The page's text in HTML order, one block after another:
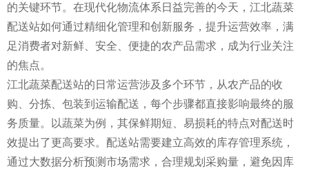
的关键环节。在现代化物流体系日益完善的今天，江北蔬菜
配送站如何通过精细化管理和创新服务，提升运营效率，满
足消费者对新鲜、安全、便捷的农产品需求，成为行业关注
的焦点。
江北蔬菜配送站的日常运营涉及多个环节，从农产品的收
购、分拣、包装到运输配送，每个步骤都直接影响最终的服
务质量。以蔬菜为例，其保鲜期短、易损耗的特点对配送时
效提出了更高要求。配送站需要建立高效的库存管理系统，
通过大数据分析预测市场需求，合理规划采购量，避免因库